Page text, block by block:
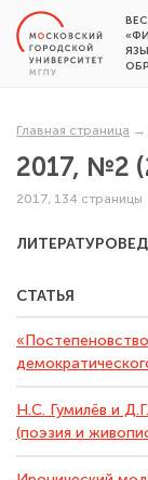
Главная страница →
2017, №2
2017, 134 страницы
СТАТЬЯ
Н.С. Гумилёв и
(поэзия и